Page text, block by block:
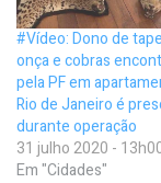
#Vídeo: Dono de
onça e cobras
pela PF em
Rio de Janeiro é
durante operação
31 julho 2020 -
Em "Cidades"